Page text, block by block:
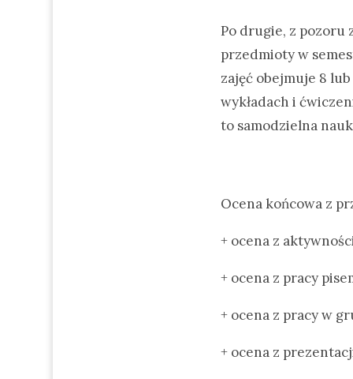
Po drugie, z pozoru
przedmioty w
zajęć obejmuje 8
wykładach i
to samodzielna
Ocena końcowa z
+ ocena z
+ ocena z pracy
+ ocena z pracy w
+ ocena z